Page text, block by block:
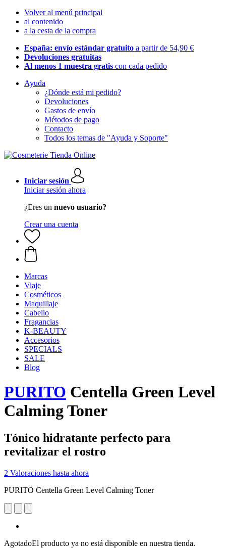
Volver al menú principal
al contenido
a la cesta de la compra
España: envío estándar gratuito a partir de 54,90 €
Devoluciones gratuitas
Al menos 1 muestra gratis con cada pedido
Ayuda
¿Dónde está mi pedido?
Devoluciones
Gastos de envío
Métodos de pago
Contacto
Todos los temas de "Ayuda y Soporte"
Iniciar sesión
Iniciar sesión ahora
¿Eres un nuevo usuario?
Crear una cuenta
Marcas
Viaje
Cosméticos
Maquillaje
Cabello
Fragancias
K-BEAUTY
Accesorios
SPECIALS
SALE
Blog
PURITO Centella Green Level
Calming Toner
Tónico hidratante perfecto para
revitalizar el rostro
2 Valoraciones hasta ahora
PURITO Centella Green Level Calming Toner
AgotadoEl producto ya no está disponible en nuestra tienda.